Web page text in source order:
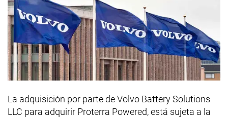
La adquisición por parte de Volvo Battery Solutions
LLC para adquirir Proterra Powered, está sujeta a la